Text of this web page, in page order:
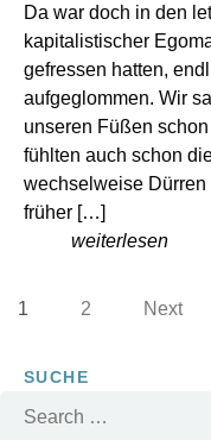
Da war doch in den
kapitalistischer
gefressen hatten,
aufgeglommen. Wir
unseren Füßen
fühlten auch schon
wechselweise Dürren
früher […]
weiterlesen
1 2 Next
SUCHE